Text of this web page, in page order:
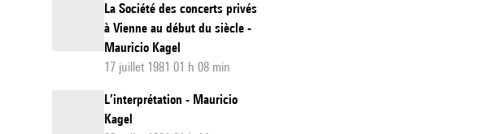
La Société des concerts privés
à Vienne au début du siècle -
Mauricio Kagel
17 juillet 1981 01 h 08 min
L’interprétation - Mauricio
Kagel